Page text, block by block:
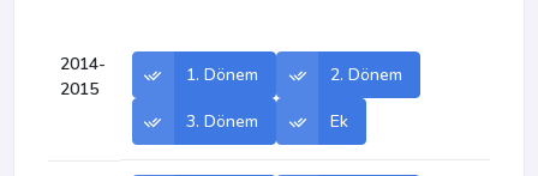
2014-
2015
1. Dönem 2. Dönem
3. Dönem Ek